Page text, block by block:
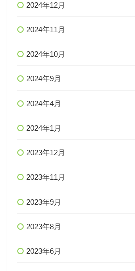
2024年12月
2024年11月
2024年10月
2024年9月
2024年4月
2024年1月
2023年12月
2023年11月
2023年9月
2023年8月
2023年6月